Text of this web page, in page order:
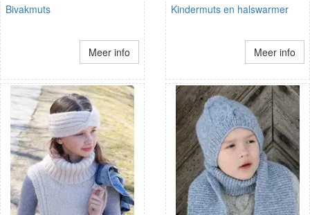
Bivakmuts
Meer info
Kindermuts en halswarmer
Meer info